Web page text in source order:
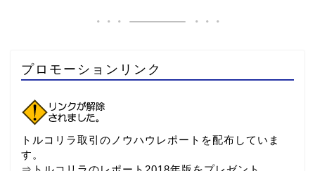
プロモーションリンク
トルコリラ取引のノウハウレポートを配布していま
す。